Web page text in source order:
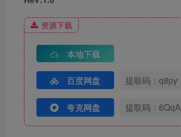
资源下载
本地下载
百度网盘 提取码：q8py
夸克网盘 提取码：6QqA